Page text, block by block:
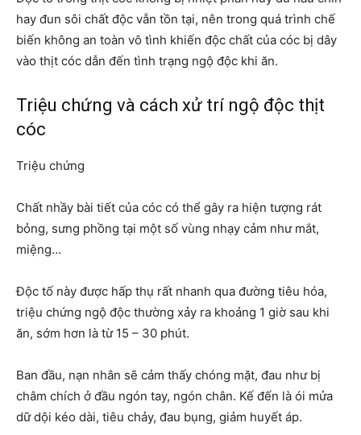
hay đun sôi chất độc vẫn tồn tại, nên trong quá trình chế
biến không an toàn vô tình khiến độc chất của cóc bị dây
vào thịt cóc dẫn đến tình trạng ngộ độc khi ăn.
Triệu chứng và cách xử trí ngộ độc thịt
cóc
Triệu chứng
Chất nhầy bài tiết của cóc có thể gây ra hiện tượng rát
bỏng, sưng phồng tại một số vùng nhạy cảm như mắt,
miệng…
Độc tố này được hấp thụ rất nhanh qua đường tiêu hóa,
triệu chứng ngộ độc thường xảy ra khoảng 1 giờ sau khi
ăn, sớm hơn là từ 15 – 30 phút.
Ban đầu, nạn nhân sẽ cảm thấy chóng mặt, đau như bị
châm chích ở đầu ngón tay, ngón chân. Kế đến là ói mửa
dữ dội kéo dài, tiêu chảy, đau bụng, giảm huyết áp.